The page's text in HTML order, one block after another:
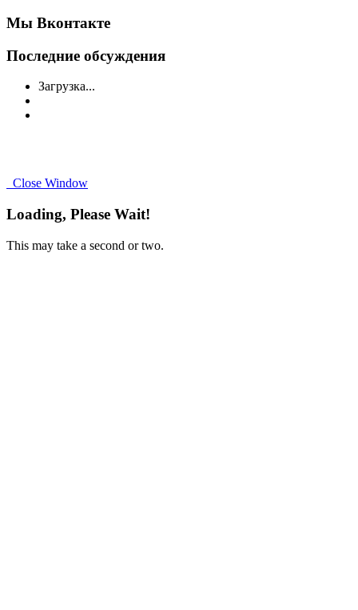
Мы Вконтакте
Последние обсуждения
Загрузка...
Close Window
Loading, Please Wait!
This may take a second or two.